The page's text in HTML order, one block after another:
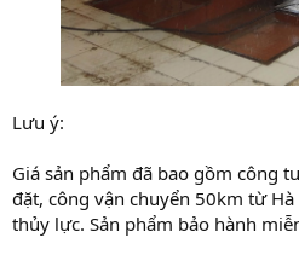
Lưu ý:
Giá sản phẩm đã bao gồm công
đặt, công vận chuyển 50km từ
thủy lực. Sản phẩm bảo hành